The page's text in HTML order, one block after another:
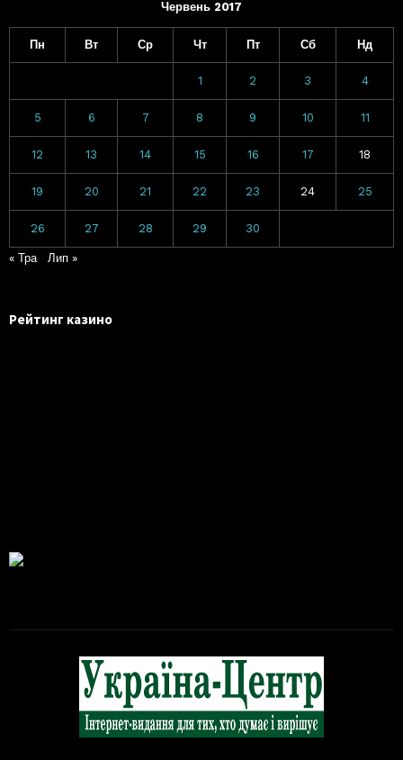
Червень 2017
Пн Вт Ср Чт Пт Сб Нд
1 2 3 4
5 6 7 8 9 10 11
12 13 14 15 16 17 18
19 20 21 22 23 24 25
26 27 28 29 30
« Тра Лип »
Рейтинг казино